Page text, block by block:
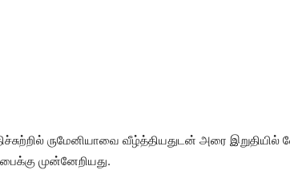
ருமேனியாவை வீழ்த்தியதுடன் அரை
முன்னேறியது.